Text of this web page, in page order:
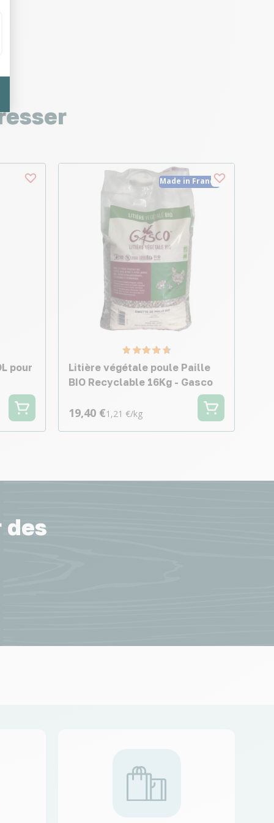
pour
Made in France
Litière végétale poule Paille
BIO Recyclable 16Kg - Gasco
19,40 €1,21 €/kg
des